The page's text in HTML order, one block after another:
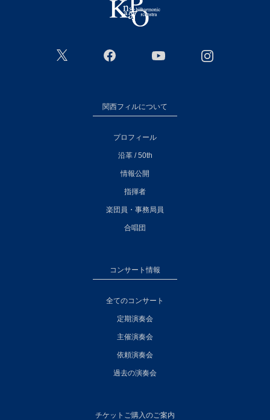
関西フィルについて
プロフィール
沿革 / 50th
情報公開
指揮者
楽団員・事務局員
合唱団
コンサート情報
全てのコンサート
定期演奏会
主催演奏会
依頼演奏会
過去の演奏会
チケットご購入のご案内